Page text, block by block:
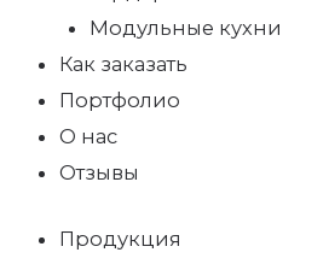
Модульные кухни
Как заказать
Портфолио
О нас
Отзывы
Продукция